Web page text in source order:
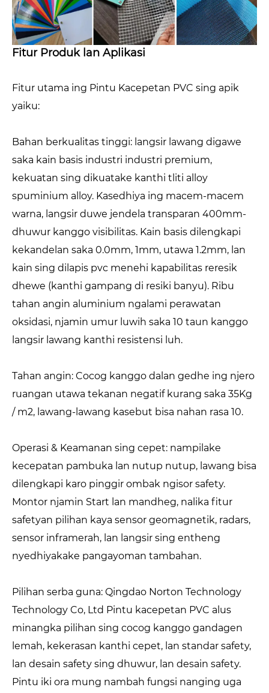
Fitur Produk lan Aplikasi
Fitur utama ing Pintu Kacepetan PVC sing apik
yaiku:
Bahan berkualitas tinggi: langsir lawang digawe
saka kain basis industri industri premium,
kekuatan sing dikuatake kanthi tliti alloy
spuminium alloy. Kasedhiya ing macem-macem
warna, langsir duwe jendela transparan 400mm-
dhuwur kanggo visibilitas. Kain basis dilengkapi
kekandelan saka 0.0mm, 1mm, utawa 1.2mm, lan
kain sing dilapis pvc menehi kapabilitas reresik
dhewe (kanthi gampang di resiki banyu). Ribu
tahan angin aluminium ngalami perawatan
oksidasi, njamin umur luwih saka 10 taun kanggo
langsir lawang kanthi resistensi luh.
Tahan angin: Cocog kanggo dalan gedhe ing njero
ruangan utawa tekanan negatif kurang saka 35Kg
/ m2, lawang-lawang kasebut bisa nahan rasa 10.
Operasi & Keamanan sing cepet: nampilake
kecepatan pambuka lan nutup nutup, lawang bisa
dilengkapi karo pinggir ombak ngisor safety.
Montor njamin Start lan mandheg, nalika fitur
safetyan pilihan kaya sensor geomagnetik, radars,
sensor inframerah, lan langsir sing entheng
nyedhiyakake pangayoman tambahan.
Pilihan serba guna: Qingdao Norton Technology
Technology Co, Ltd Pintu kacepetan PVC alus
minangka pilihan sing cocog kanggo gandagen
lemah, kekerasan kanthi cepet, lan standar safety,
lan desain safety sing dhuwur, lan desain safety.
Pintu iki ora mung nambah fungsi nanging uga